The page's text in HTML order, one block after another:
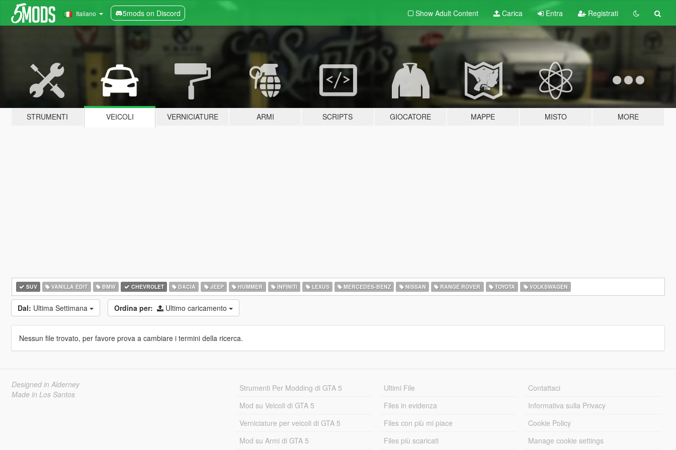
Italiano 5mods on Discord Show Adult Content Carica Entra Registrati
STRUMENTI VEICOLI VERNICIATURE ARMI SCRIPTS GIOCATORE MAPPE MISTO MORE
SUV VANILLA EDIT BMW CHEVROLET DACIA JEEP HUMMER INFINITI LEXUS MERCEDES-BENZ NISSAN RANGE ROVER TOYOTA VOLKSWAGEN
Dal: Ultima Settimana Ordina per: Ultimo caricamento
Nessun file trovato, per favore prova a cambiare i termini della ricerca.
Designed in Alderney
Made in Los Santos
Strumenti Per Modding di GTA 5
Mod su Veicoli di GTA 5
Verniciature per veicoli di GTA 5
Mod su Armi di GTA 5
Ultimi File
Files in evidenza
Files con più mi piace
Files più scaricati
Contattaci
Informativa sulla Privacy
Cookie Policy
Manage cookie settings